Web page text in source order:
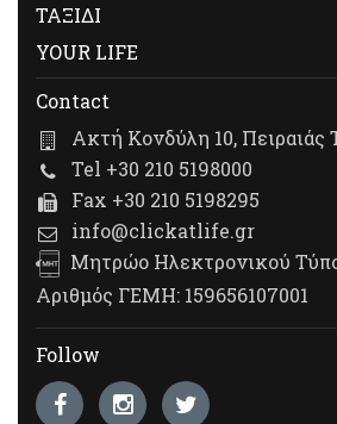
ΤΑΞΙΔΙ
YOUR LIFE
Contact
Ακτή Κονδύλη 10, Πειραιάς
Tel +30 210 5198000
Fax +30 210 5198295
info@clickatlife.gr
Μητρώο Ηλεκτρονικού
Αριθμός ΓΕΜΗ: 159656107001
Follow